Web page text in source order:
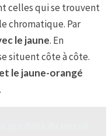
celles qui se trouvent
chromatique. Par
le jaune. En
situent côte à côte.
le jaune-orangé